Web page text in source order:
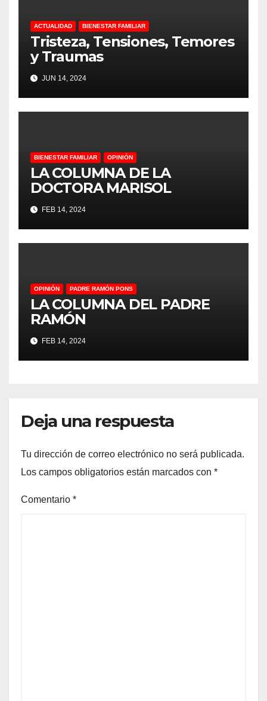
ACTUALIDAD BIENESTAR FAMILIAR
Tristeza, Tensiones, Temores
y Traumas
JUN 14, 2024
BIENESTAR FAMILIAR OPINIÓN
LA COLUMNA DE LA
DOCTORA MARISOL
FEB 14, 2024
OPINIÓN PADRE RAMÓN PONS
LA COLUMNA DEL PADRE
RAMÓN
FEB 14, 2024
Deja una respuesta
Tu dirección de correo electrónico no será publicada.
Los campos obligatorios están marcados con *
Comentario *